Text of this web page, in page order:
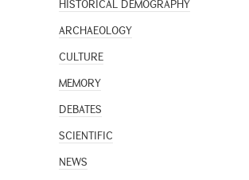
HISTORICAL DEMOGRAPHY
ARCHAEOLOGY
CULTURE
MEMORY
DEBATES
SCIENTIFIC
NEWS